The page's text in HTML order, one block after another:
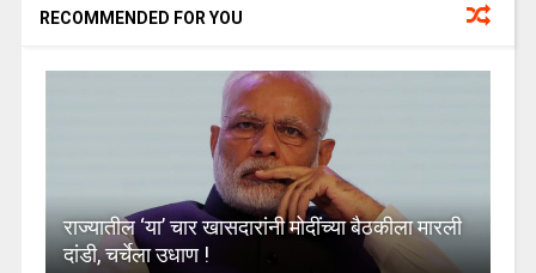
RECOMMENDED FOR YOU
राज्यातील ‘या’ चार खासदारांनी मोदींच्या बैठकीला मारली
दांडी, चर्चेला उधाण !